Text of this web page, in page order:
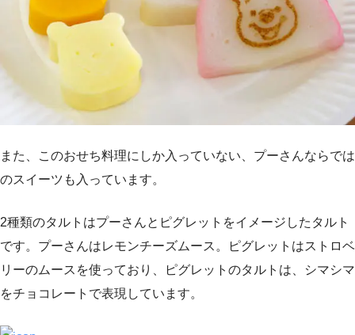
また、このおせち料理にしか入っていない、プーさんならでは
のスイーツも入っています。
2種類のタルトはプーさんとピグレットをイメージしたタルト
です。プーさんはレモンチーズムース。ピグレットはストロベ
リーのムースを使っており、ピグレットのタルトは、シマシマ
をチョコレートで表現しています。